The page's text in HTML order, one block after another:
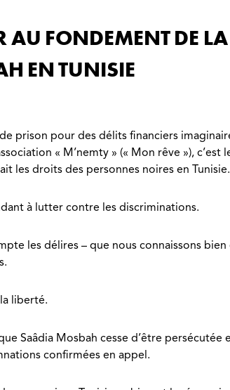
AU FONDEMENT DE LA
EN TUNISIE
prison pour des délits financiers
« M’nemty » (« Mon rêve »), c’est
les droits des personnes noires en Tunisie.
à lutter contre les discriminations.
les délires – que nous connaissons bien
liberté.
Saâdia Mosbah cesse d’être persécutée
confirmées en appel.